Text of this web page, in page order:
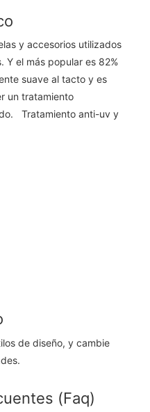
y accesorios utilizados
Y el más popular es 82%
suave al tacto y es
un tratamiento
Tratamiento anti-uv y
de diseño, y cambie
(faq)